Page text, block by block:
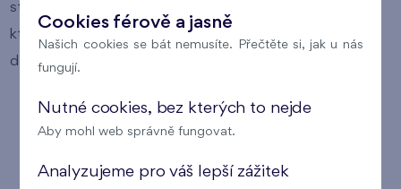
stavěny jak s důrazem na kvalitu stavby, tak okolí, do
kterého jsou zasazeny. To, že si za naší kvalitou stojíme,
dokazuje nadstandardní 3letá záruka.
Prodej bytů Praha
Cookies férově a jasně
Našich cookies se bát nemusíte. Přečtěte si, jak u nás
fungují.
Nutné cookies, bez kterých to nejde
Aby mohl web správně fungovat.
Analyzujeme pro váš lepší zážitek